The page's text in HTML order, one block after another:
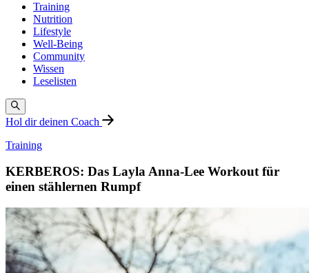
Training
Nutrition
Lifestyle
Well-Being
Community
Wissen
Leselisten
Hol dir deinen Coach
Training
KERBEROS: Das Layla Anna-Lee Workout für
einen stählernen Rumpf